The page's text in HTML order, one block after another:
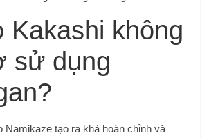
Kakashi không
sử dụng
Namikaze tạo ra khá hoàn chỉnh và